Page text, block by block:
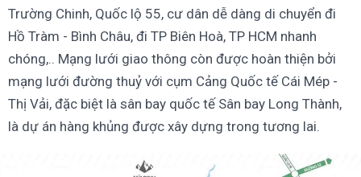
Trường Chinh, Quốc lộ 55, cư dân dễ dàng di chuyển đi
Hồ Tràm - Bình Châu, đi TP Biên Hoà, TP HCM nhanh
chóng,.. Mạng lưới giao thông còn được hoàn thiện bởi
mạng lưới đường thuỷ với cụm Cảng Quốc tế Cái Mép -
Thị Vải, đặc biệt là sân bay quốc tế Sân bay Long Thành,
là dự án hàng khủng được xây dựng trong tương lai.